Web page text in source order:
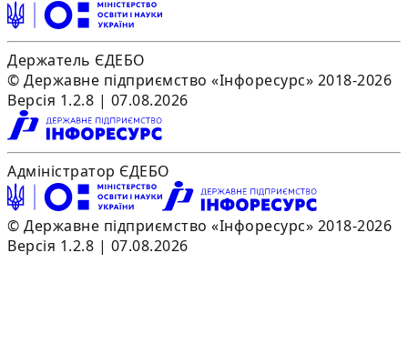
Держатель ЄДЕБО
© Державне підприємство «Інфоресурс» 2018-2026
Версія 1.2.8 | 07.08.2026
Адміністратор ЄДЕБО
© Державне підприємство «Інфоресурс» 2018-2026
Версія 1.2.8 | 07.08.2026